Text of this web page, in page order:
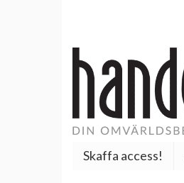
Skaffa access!